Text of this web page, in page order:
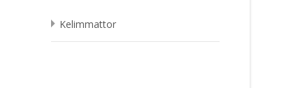
Kelimmattor